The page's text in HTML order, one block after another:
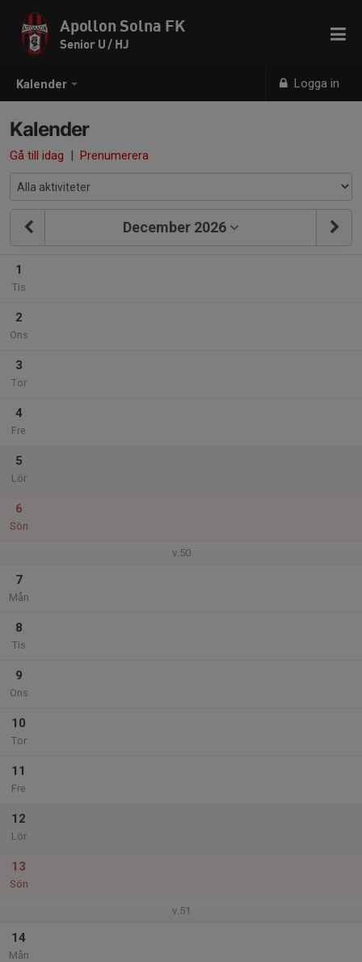
Kalender Logga in
Apollon Solna FK
Senior U / HJ
Kalender
Gå till idag | Prenumerera
December 2026
1
Tis
2
Ons
3
Tor
4
Fre
5
Lör
6
Sön
v.50
7
Mån
8
Tis
9
Ons
10
Tor
11
Fre
12
Lör
13
Sön
v.51
14
Mån